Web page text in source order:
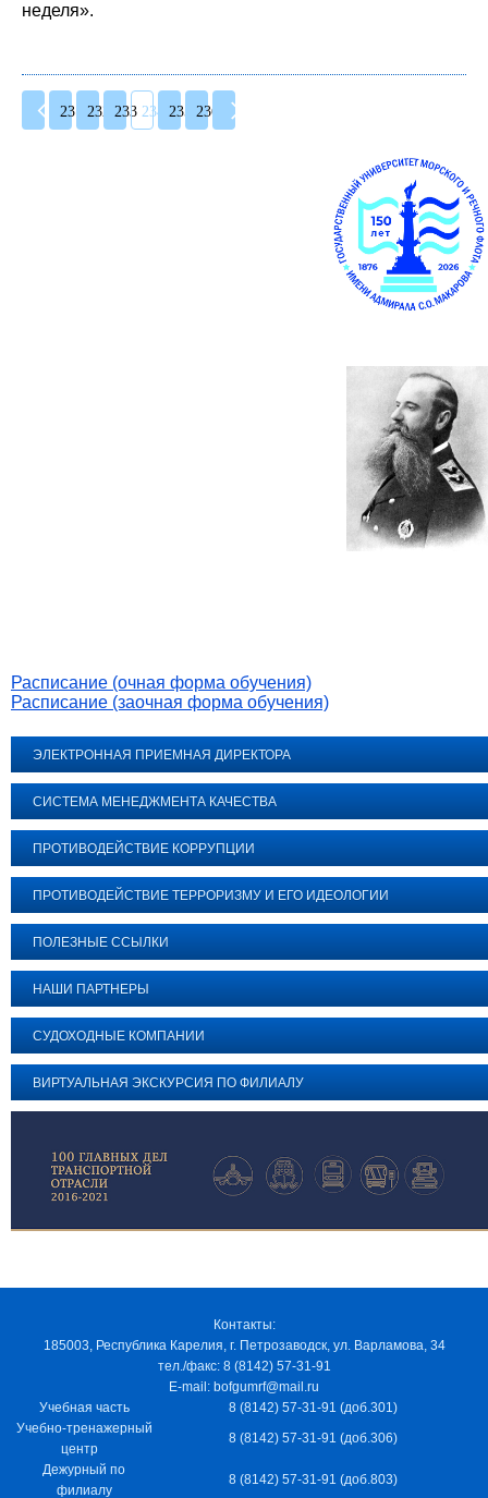
неделя».
231 232 233 234 235 236
Расписание (очная форма обучения)
Расписание (заочная форма обучения)
ЭЛЕКТРОННАЯ ПРИЕМНАЯ ДИРЕКТОРА
СИСТЕМА МЕНЕДЖМЕНТА КАЧЕСТВА
ПРОТИВОДЕЙСТВИЕ КОРРУПЦИИ
ПРОТИВОДЕЙСТВИЕ ТЕРРОРИЗМУ И ЕГО ИДЕОЛОГИИ
ПОЛЕЗНЫЕ ССЫЛКИ
НАШИ ПАРТНЕРЫ
СУДОХОДНЫЕ КОМПАНИИ
ВИРТУАЛЬНАЯ ЭКСКУРСИЯ ПО ФИЛИАЛУ
Контакты:
185003, Республика Карелия, г. Петрозаводск, ул. Варламова, 34
тел./факс: 8 (8142) 57-31-91
E-mail: bofgumrf@mail.ru
Учебная часть
8 (8142) 57-31-91 (доб.301)
Учебно-тренажерный
центр
8 (8142) 57-31-91 (доб.306)
Дежурный по
филиалу
8 (8142) 57-31-91 (доб.803)